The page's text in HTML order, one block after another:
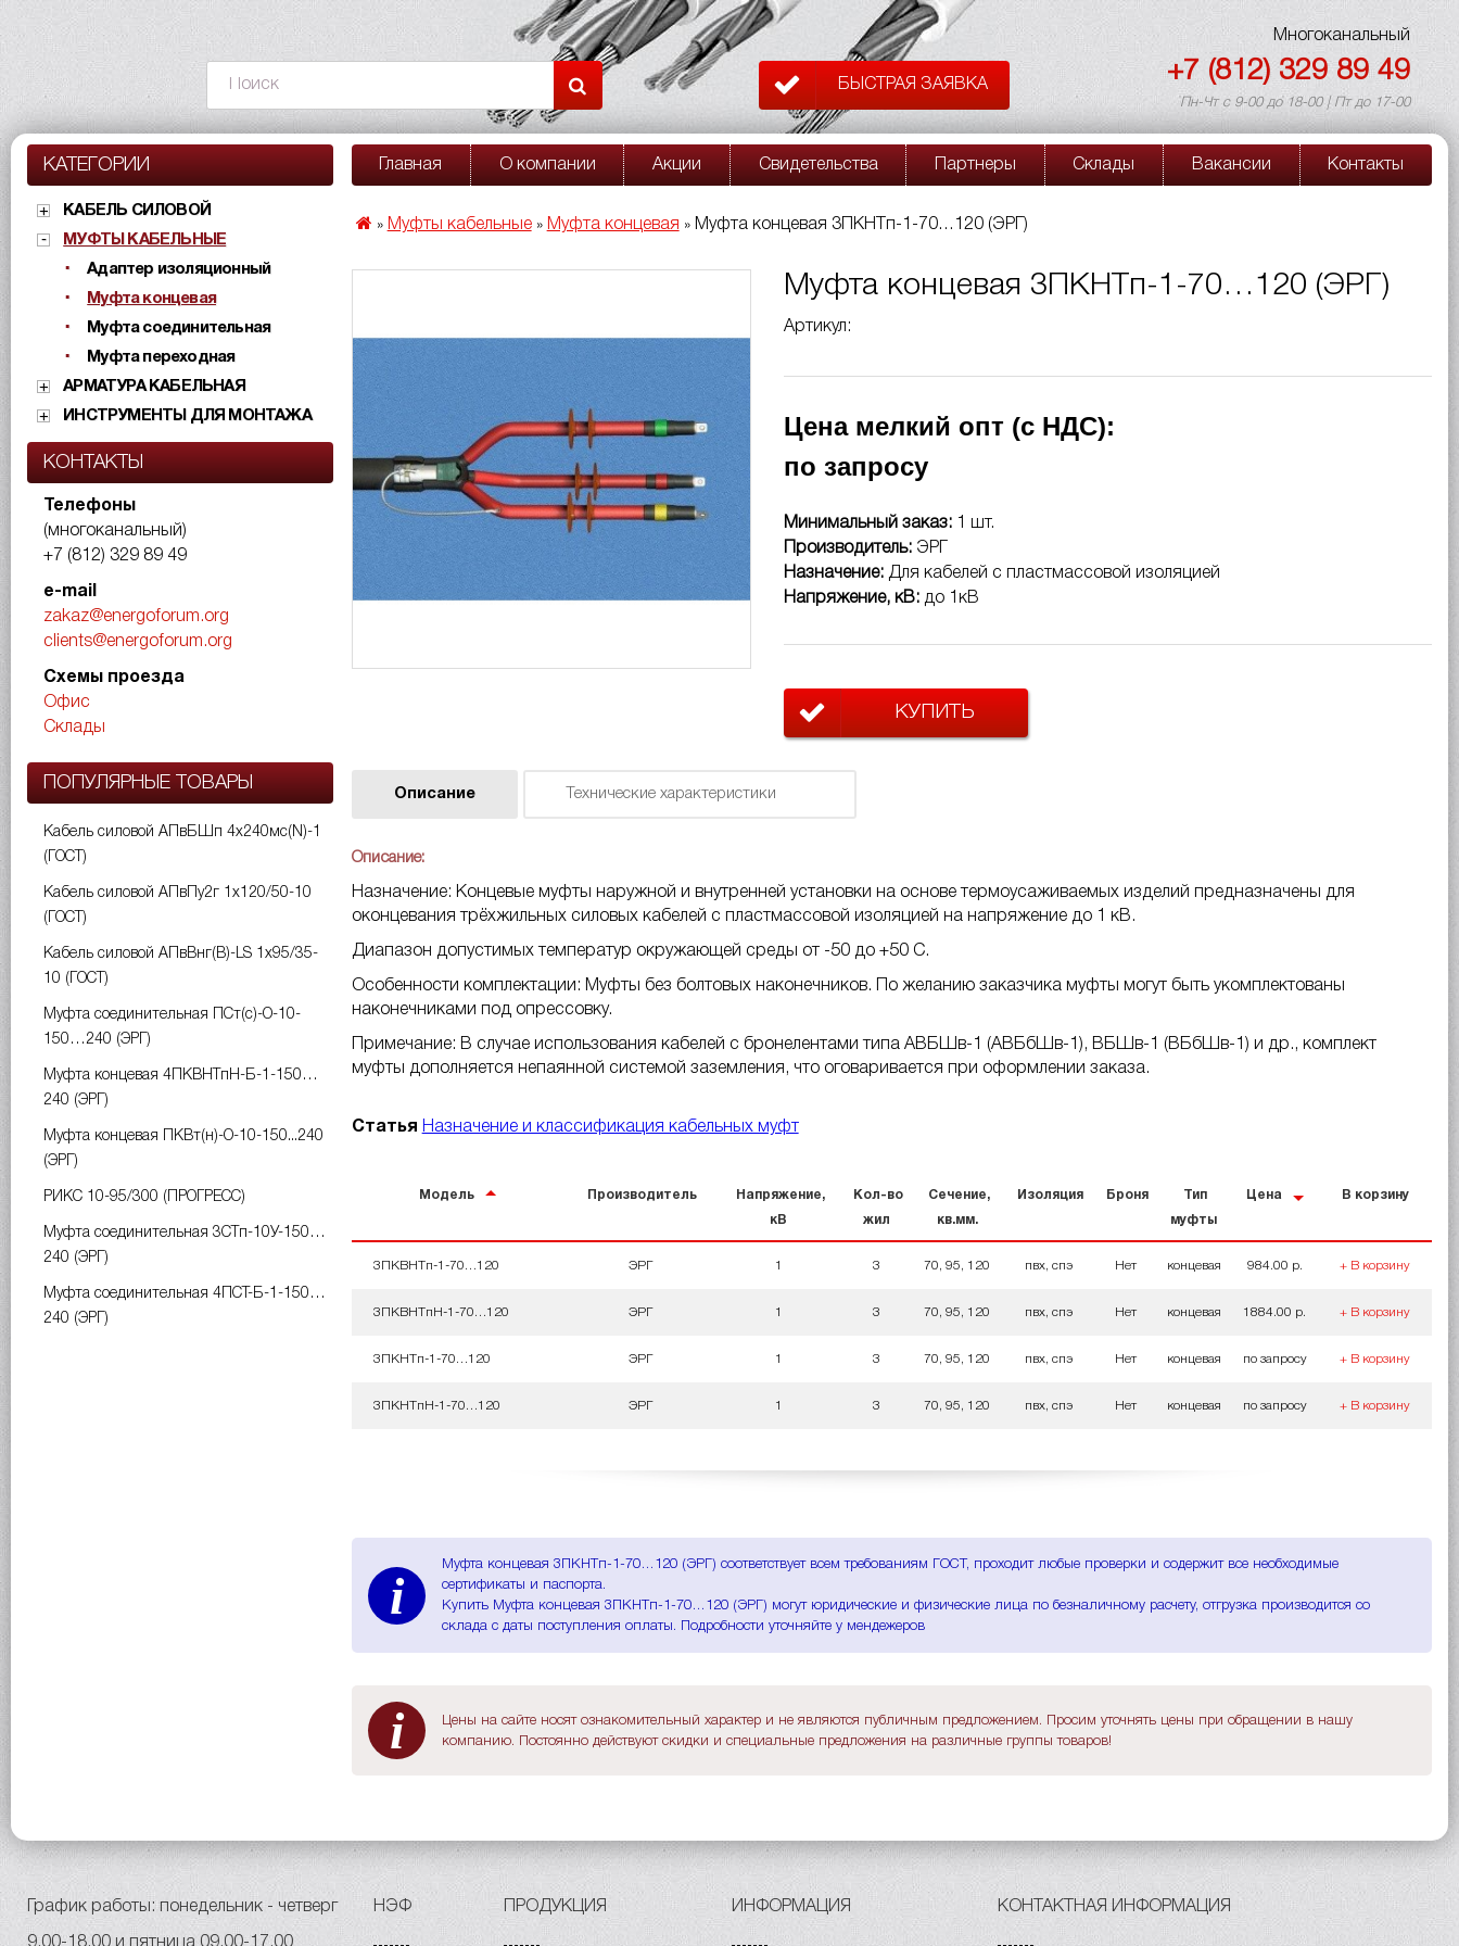
БЫСТРАЯ ЗАЯВКА
Многоканальный
+7 (812) 329 89 49
Пн-Чт с 9-00 до 18-00 | Пт до 17-00
КАТЕГОРИИ
КАБЕЛЬ СИЛОВОЙ
МУФТЫ КАБЕЛЬНЫЕ
Адаптер изоляционный
Муфта концевая
Муфта соединительная
Муфта переходная
АРМАТУРА КАБЕЛЬНАЯ
ИНСТРУМЕНТЫ ДЛЯ МОНТАЖА
КОНТАКТЫ
Телефоны
(многоканальный)
+7 (812) 329 89 49
e-mail
zakaz@energoforum.org
clients@energoforum.org
Схемы проезда
Офис
Склады
ПОПУЛЯРНЫЕ ТОВАРЫ
Кабель силовой АПвБШп 4х240мс(N)-1
(ГОСТ)
Кабель силовой АПвПу2г 1х120/50-10
(ГОСТ)
Кабель силовой АПвВнг(B)-LS 1х95/35-
10 (ГОСТ)
Муфта соединительная ПСт(с)-О-10-
150…240 (ЭРГ)
Муфта концевая 4ПКВНТпН-Б-1-150…
240 (ЭРГ)
Муфта концевая ПКВт(н)-О-10-150...240
(ЭРГ)
РИКС 10-95/300 (ПРОГРЕСС)
Муфта соединительная 3СТп-10У-150…
240 (ЭРГ)
Муфта соединительная 4ПСТ-Б-1-150…
240 (ЭРГ)
Главная О компании Акции Свидетельства Партнеры Склады Вакансии Контакты
» Муфты кабельные» Муфта концевая » Муфта концевая 3ПКНТп-1-70…120 (ЭРГ)
Муфта концевая 3ПКНТп-1-70…120 (ЭРГ)
Артикул:
Цена мелкий опт (с НДС):
по запросу
Минимальный заказ: 1 шт.
Производитель: ЭРГ
Назначение: Для кабелей с пластмассовой изоляцией
Напряжение, кВ: до 1кВ
КУПИТЬ
Описание Технические характеристики
Описание:
Назначение: Концевые муфты наружной и внутренней установки на основе термоусаживаемых изделий предназначены для
оконцевания трёхжильных силовых кабелей с пластмассовой изоляцией на напряжение до 1 кВ.
Диапазон допустимых температур окружающей среды от -50 до +50 C.
Особенности комплектации: Муфты без болтовых наконечников. По желанию заказчика муфты могут быть укомплектованы
наконечниками под опрессовку.
Примечание: В случае использования кабелей с бронелентами типа АВБШв-1 (АВБбШв-1), ВБШв-1 (ВБбШв-1) и др., комплект
муфты дополняется непаянной системой заземления, что оговаривается при оформлении заказа.
Статья Назначение и классификация кабельных муфт
Модель Производитель Напряжение,
кВ
Кол-во
жил
Сечение,
кв.мм.
Изоляция Броня Тип
муфты
Цена В корзину
3ПКВНТп-1-70…120 ЭРГ 1 3 70, 95, 120 пвх, спэ Нет концевая 984.00 р. + В корзину
3ПКВНТпН-1-70…120 ЭРГ 1 3 70, 95, 120 пвх, спэ Нет концевая 1884.00 р. + В корзину
3ПКНТп-1-70…120 ЭРГ 1 3 70, 95, 120 пвх, спэ Нет концевая по запросу + В корзину
3ПКНТпН-1-70…120 ЭРГ 1 3 70, 95, 120 пвх, спэ Нет концевая по запросу + В корзину
i
Муфта концевая 3ПКНТп-1-70…120 (ЭРГ) соответствует всем требованиям ГОСТ, проходит любые проверки и содержит все необходимые
сертификаты и паспорта.
Купить Муфта концевая 3ПКНТп-1-70…120 (ЭРГ) могут юридические и физические лица по безналичному расчету, отгрузка производится со
склада с даты поступления оплаты. Подробности уточняйте у мендежеров
i
Цены на сайте носят ознакомительный характер и не являются публичным предложением. Просим уточнять цены при обращении в нашу
компанию. Постоянно действуют скидки и специальные предложения на различные группы товаров!
НЭФ ПРОДУКЦИЯ ИНФОРМАЦИЯ КОНТАКТНАЯ ИНФОРМАЦИЯ
График работы: понедельник - четверг
9.00-18.00 и пятница 09.00-17.00